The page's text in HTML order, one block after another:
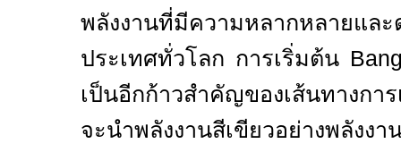
พลังงานที่มีความหลากหลายแล
ประเทศทั่วโลก การเริ่มต้น
เป็นอีกก้าวสำคัญของเส้นทางกา
จะนำพลังงานสีเขียวอย่างพลังง